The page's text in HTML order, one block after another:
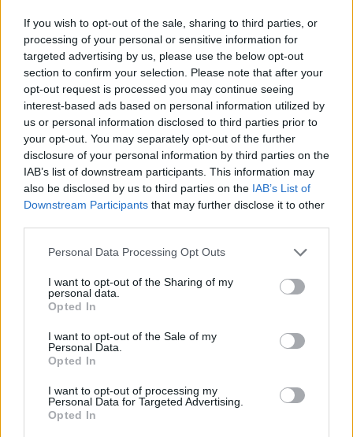
If you wish to opt-out of the sale, sharing to third parties, or
processing of your personal or sensitive information for
targeted advertising by us, please use the below opt-out
section to confirm your selection. Please note that after your
opt-out request is processed you may continue seeing
interest-based ads based on personal information utilized by
us or personal information disclosed to third parties prior to
your opt-out. You may separately opt-out of the further
disclosure of your personal information by third parties on the
IAB’s list of downstream participants. This information may
also be disclosed by us to third parties on the IAB’s List of
Downstream Participants that may further disclose it to other
Personal Data Processing Opt Outs
I want to opt-out of the Sharing of my
personal data.
Opted In
I want to opt-out of the Sale of my
Personal Data.
Opted In
I want to opt-out of processing my
Personal Data for Targeted Advertising.
Opted In
TAGS:
βασιλισσα ελισαβετ
Ακολουθήστε τις ειδήσεις του
ipliroforia.gr στο Google News
ΔΙΑΒΑΣΤΕ ΑΚΟΜΗ